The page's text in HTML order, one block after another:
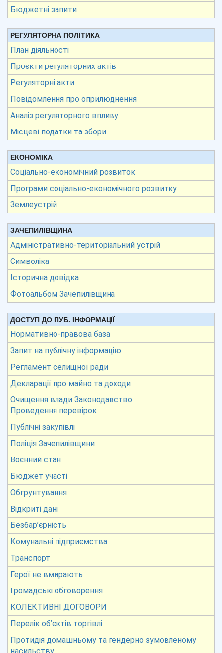
Бюджетні запити
РЕГУЛЯТОРНА ПОЛІТИКА
План діяльності
Проєкти регуляторних актів
Регуляторні акти
Повідомлення про оприлюднення
Аналіз регуляторного впливу
Місцеві податки та збори
ЕКОНОМІКА
Соціально-економічний розвиток
Програми соціально-економічного розвитку
Землеустрій
ЗАЧЕПИЛІВЩИНА
Адміністративно-територіальний устрій
Символіка
Історична довідка
Фотоальбом Зачепилівщина
ДОСТУП ДО ПУБ. ІНФОРМАЦІЇ
Нормативно-правова база
Запит на публічну інформацію
Регламент селищної ради
Декларації про майно та доходи
Очищення влади Законодавство
Проведення перевірок
Публічні закупівлі
Поліція Зачепилівщини
Воєнний стан
Бюджет участі
Обгрунтування
Відкриті дані
Безбар’єрність
Комунальні підприємства
Транспорт
Герої не вмирають
Громадські обговорення
КОЛЕКТИВНІ ДОГОВОРИ
Перелік об’єктів торгівлі
Протидія домашньому та гендерно зумовленому
насильству